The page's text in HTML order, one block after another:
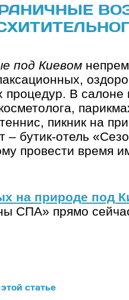
под Киевом
процедур. В
пикник на
– бутик-отель
провести время
на природе под
СПА» прямо
статье